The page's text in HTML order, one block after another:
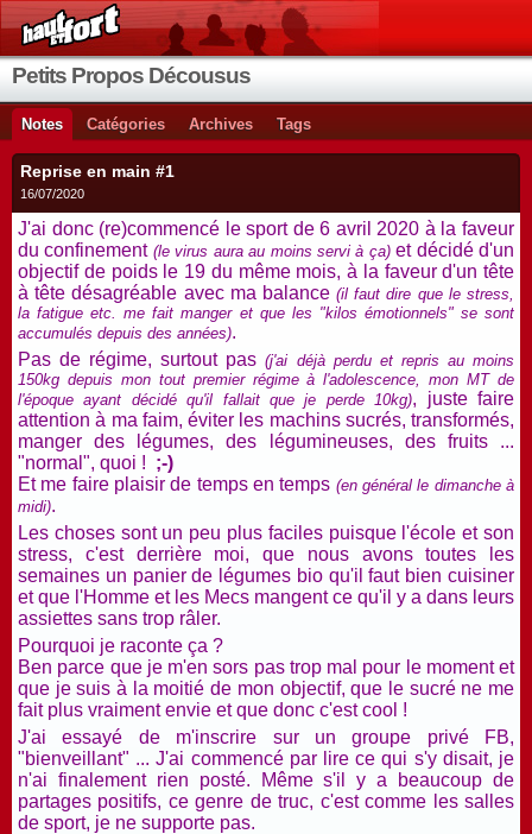
Petits Propos Décousus
Notes Catégories Archives Tags
Reprise en main #1
16/07/2020
J'ai donc (re)commencé le sport de 6 avril 2020 à la faveur
du confinement (le virus aura au moins servi à ça)et décidé d'un
objectif de poids le 19 du même mois, à la faveur d'un tête
à tête désagréable avec ma balance(il faut dire que le stress,
la fatigue etc. me fait manger et que les "kilos émotionnels" se sont
accumulés depuis des années).
Pas de régime, surtout pas(j'ai déjà perdu et repris au moins
150kg depuis mon tout premier régime à l'adolescence, mon MT de
l'époque ayant décidé qu'il fallait que je perde 10kg), juste faire
attention à ma faim, éviter les machins sucrés, transformés,
manger des légumes, des légumineuses, des fruits ...
"normal", quoi ! ;-)
Et me faire plaisir de temps en temps (en général le dimanche à
midi).
Les choses sont un peu plus faciles puisque l'école et son
stress, c'est derrière moi, que nous avons toutes les
semaines un panier de légumes bio qu'il faut bien cuisiner
et que l'Homme et les Mecs mangent ce qu'il y a dans leurs
assiettes sans trop râler.
Pourquoi je raconte ça ?
Ben parce que je m'en sors pas trop mal pour le moment et
que je suis à la moitié de mon objectif, que le sucré ne me
fait plus vraiment envie et que donc c'est cool !
J'ai essayé de m'inscrire sur un groupe privé FB,
"bienveillant" ... J'ai commencé par lire ce qui s'y disait, je
n'ai finalement rien posté. Même s'il y a beaucoup de
partages positifs, ce genre de truc, c'est comme les salles
de sport, je ne supporte pas.